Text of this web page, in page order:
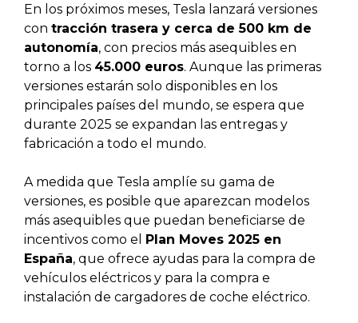
En los próximos meses, Tesla lanzará versiones
con tracción trasera y cerca de 500 km de
autonomía, con precios más asequibles en
torno a los 45.000 euros. Aunque las primeras
versiones estarán solo disponibles en los
principales países del mundo, se espera que
durante 2025 se expandan las entregas y
fabricación a todo el mundo.
A medida que Tesla amplíe su gama de
versiones, es posible que aparezcan modelos
más asequibles que puedan beneficiarse de
incentivos como el Plan Moves 2025 en
España, que ofrece ayudas para la compra de
vehículos eléctricos y para la compra e
instalación de cargadores de coche eléctrico.